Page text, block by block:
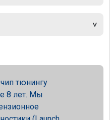
тюнингу
8 лет. Мы